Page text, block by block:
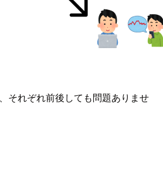
それぞれ前後しても問題ありませ